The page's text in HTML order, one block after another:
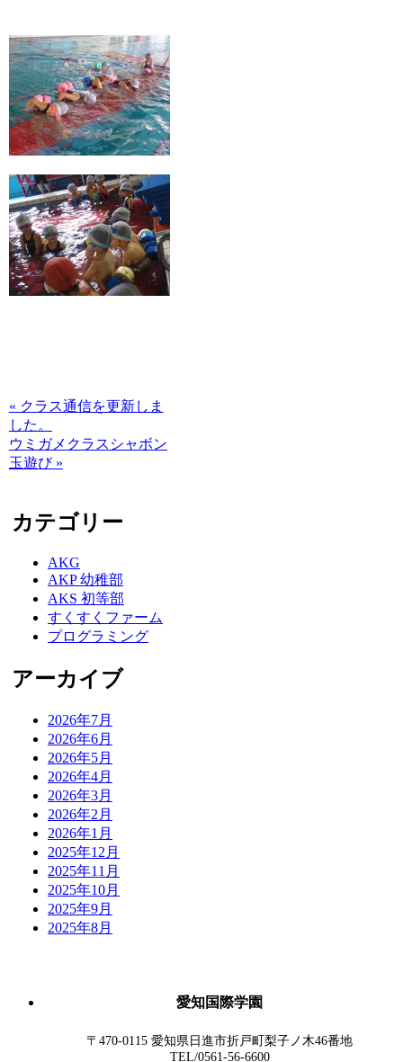
« クラス通信を更新しま
した。
ウミガメクラスシャボン
玉遊び »
カテゴリー
AKG
AKP 幼稚部
AKS 初等部
すくすくファーム
プログラミング
アーカイブ
2026年7月
2026年6月
2026年5月
2026年4月
2026年3月
2026年2月
2026年1月
2025年12月
2025年11月
2025年10月
2025年9月
2025年8月
愛知国際学園
〒470-0115 愛知県日進市折戸町梨子ノ木46番地
TEL/0561-56-6600